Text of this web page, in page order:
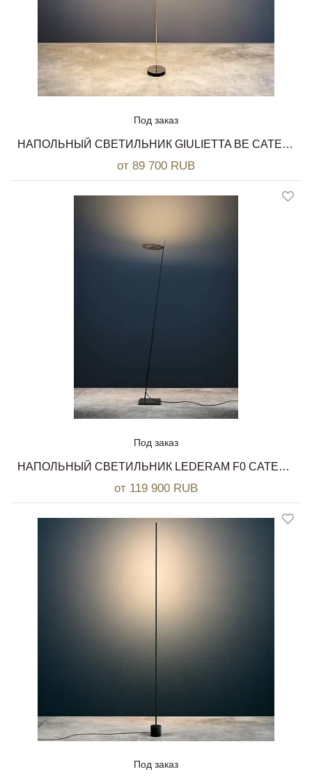
Под заказ
НАПОЛЬНЫЙ СВЕТИЛЬНИК GIULIETTA BE CATELLANI & SMITH
от 89 700 RUB
Под заказ
НАПОЛЬНЫЙ СВЕТИЛЬНИК LEDERAM F0 CATELLANI & SMITH
от 119 900 RUB
Под заказ